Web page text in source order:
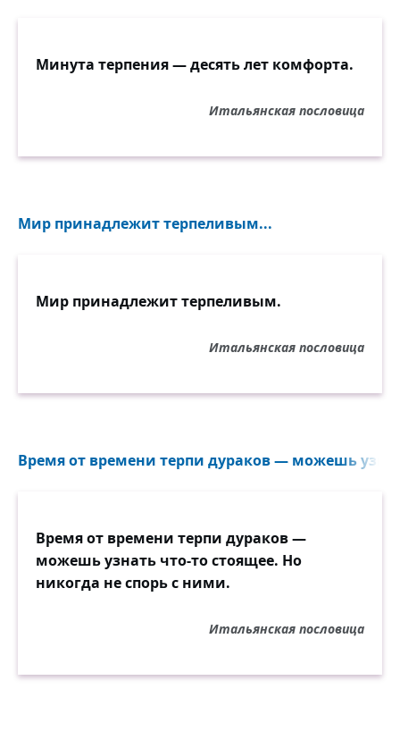
Минута терпения — десять лет комфорта.
Итальянская пословица
Мир принадлежит терпеливым...
Мир принадлежит терпеливым.
Итальянская пословица
Время от времени терпи дураков — можешь
Время от времени терпи дураков —
можешь узнать что-то стоящее. Но
никогда не спорь с ними.
Итальянская пословица